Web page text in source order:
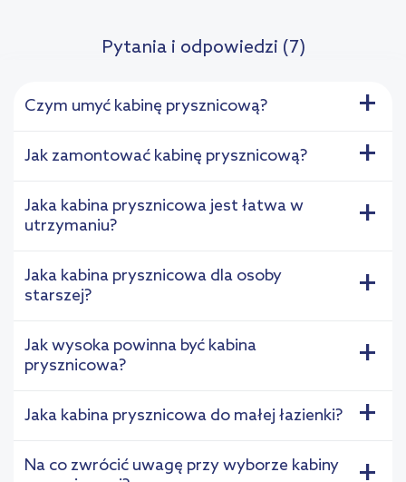
Pytania i odpowiedzi (7)
Czym umyć kabinę prysznicową? +
Jak zamontować kabinę prysznicową? +
Jaka kabina prysznicowa jest łatwa w
utrzymaniu?
+
Jaka kabina prysznicowa dla osoby
starszej?
+
Jak wysoka powinna być kabina
prysznicowa?
+
Jaka kabina prysznicowa do małej łazienki? +
Na co zwrócić uwagę przy wyborze kabiny